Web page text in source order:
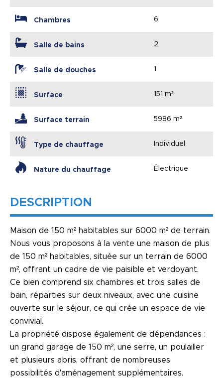
Chambres 6
Salle de bains 2
Salle de douches 1
Surface 151 m²
Surface terrain 5986 m²
Type de chauffage Individuel
Nature du chauffage Électrique
DESCRIPTION
Maison de 150 m² habitables sur 6000 m² de terrain.
Nous vous proposons à la vente une maison de plus
de 150 m² habitables, située sur un terrain de 6000
m², offrant un cadre de vie paisible et verdoyant.
Ce bien comprend six chambres et trois salles de
bain, réparties sur deux niveaux, avec une cuisine
ouverte sur le séjour, ce qui crée un espace de vie
convivial.
La propriété dispose également de dépendances :
un grand garage de 150 m², une serre, un poulailler
et plusieurs abris, offrant de nombreuses
possibilités d'aménagement supplémentaires.